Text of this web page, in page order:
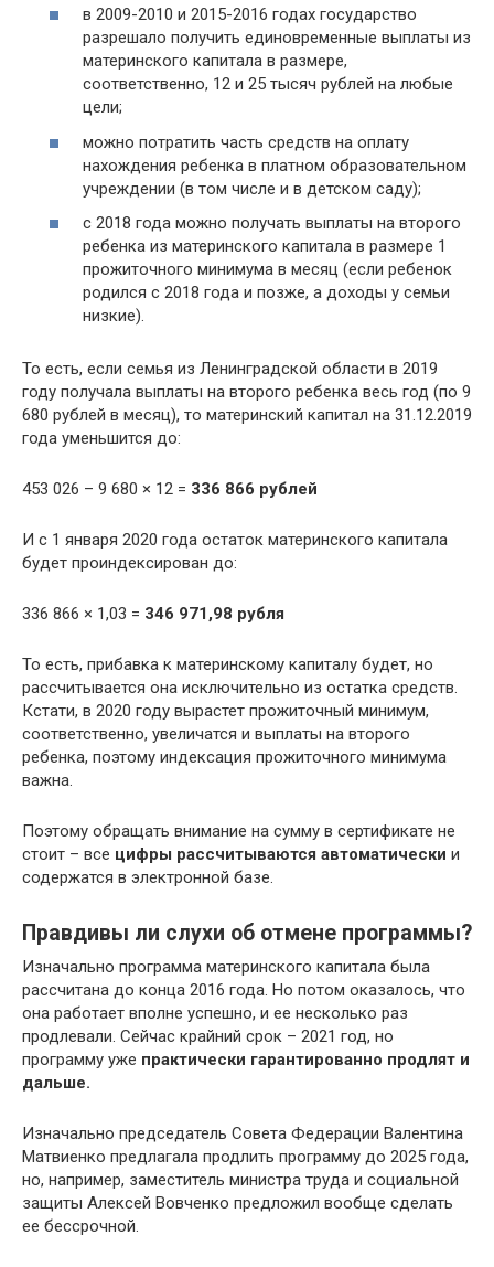
в 2009-2010 и 2015-2016 годах государство
разрешало получить единовременные выплаты из
материнского капитала в размере,
соответственно, 12 и 25 тысяч рублей на любые
цели;
можно потратить часть средств на оплату
нахождения ребенка в платном образовательном
учреждении (в том числе и в детском саду);
с 2018 года можно получать выплаты на второго
ребенка из материнского капитала в размере 1
прожиточного минимума в месяц (если ребенок
родился с 2018 года и позже, а доходы у семьи
низкие).
То есть, если семья из Ленинградской области в 2019
году получала выплаты на второго ребенка весь год (по 9
680 рублей в месяц), то материнский капитал на 31.12.2019
года уменьшится до:
453 026 – 9 680 × 12 = 336 866 рублей
И с 1 января 2020 года остаток материнского капитала
будет проиндексирован до:
336 866 × 1,03 = 346 971,98 рубля
То есть, прибавка к материнскому капиталу будет, но
рассчитывается она исключительно из остатка средств.
Кстати, в 2020 году вырастет прожиточный минимум,
соответственно, увеличатся и выплаты на второго
ребенка, поэтому индексация прожиточного минимума
важна.
Поэтому обращать внимание на сумму в сертификате не
стоит – все цифры рассчитываются автоматически и
содержатся в электронной базе.
Правдивы ли слухи об отмене программы?
Изначально программа материнского капитала была
рассчитана до конца 2016 года. Но потом оказалось, что
она работает вполне успешно, и ее несколько раз
продлевали. Сейчас крайний срок – 2021 год, но
программу уже практически гарантированно продлят и
дальше.
Изначально председатель Совета Федерации Валентина
Матвиенко предлагала продлить программу до 2025 года,
но, например, заместитель министра труда и социальной
защиты Алексей Вовченко предложил вообще сделать
ее бессрочной.